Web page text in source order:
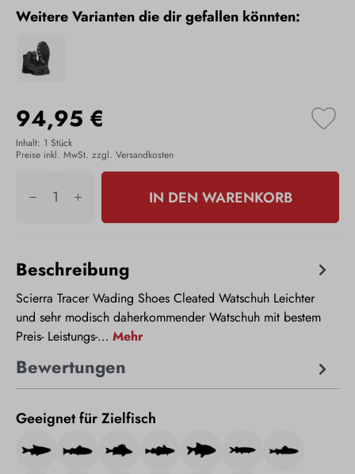
Weitere Varianten die dir gefallen könnten:
40-41
94,95 €
Inhalt: 1 Stück
Preise inkl. MwSt. zzgl. Versandkosten
IN DEN WARENKORB
Beschreibung
Scierra Tracer Wading Shoes Cleated Watschuh Leichter
und sehr modisch daherkommender Watschuh mit bestem
Preis- Leistungs-… Mehr
Bewertungen
Geeignet für Zielfisch